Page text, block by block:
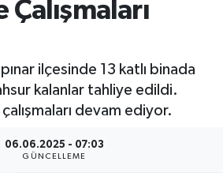
ilçesinde 13 katlı binada
kalanlar tahliye edildi.
devam ediyor.
06.06.2025 - 07:03
GÜNCELLEME